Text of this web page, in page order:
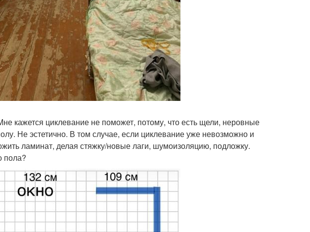
кажется циклевание не поможет, потому, что есть щели, неровные
Не эстетично. В том случае, если циклевание уже невозможно и
ламинат, делая стяжку/новые лаги, шумоизоляцию, подложку.
пола?